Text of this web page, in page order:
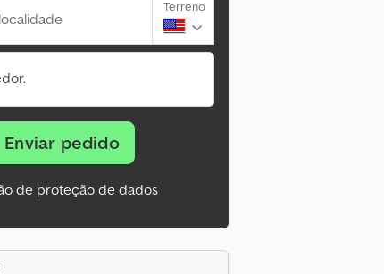
Terreno
Enviar pedido
de proteção de dados